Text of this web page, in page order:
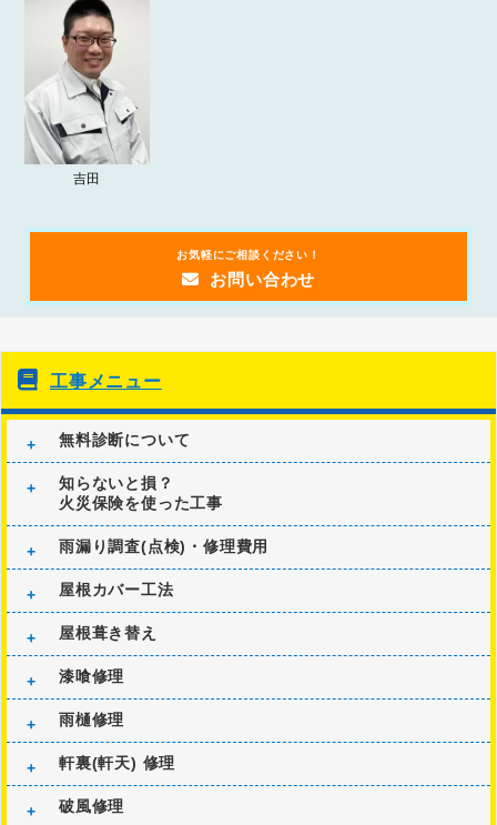
2023.09.20
お知らせ 「突然の雨漏り！？受け皿を使った雨漏りの応急処置方法
の記事を追加しました。
吉田
お気軽にご相談ください！
お問い合わせ
工事メニュー
無料診断について
知らないと損？
火災保険を使った工事
雨漏り調査(点検)・修理費用
屋根カバー工法
屋根葺き替え
漆喰修理
雨樋修理
軒裏(軒天) 修理
破風修理